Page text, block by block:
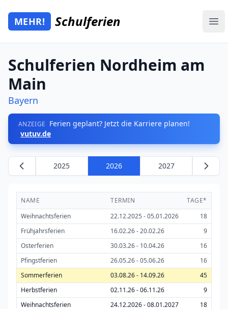
Zum Hauptinhalt springen
Mehr Schulferien
MEHR! Schulferien
Schulferien Nordheim am
Main
Bayern
ANZEIGE Ferien geplant? Jetzt die Karriere planen!
vutuv.de
2025 2026 2027
NAME TERMIN
TAGE*
Weihnachtsferien
22.12.2025 - 05.01.2026
18
Frühjahrsferien
16.02.26 - 20.02.26
9
Osterferien
30.03.26 - 10.04.26
16
Pfingstferien
26.05.26 - 05.06.26
16
Sommerferien
03.08.26 - 14.09.26
45
Herbstferien
02.11.26 - 06.11.26
9
Weihnachtsferien
24.12.2026 - 08.01.2027
18